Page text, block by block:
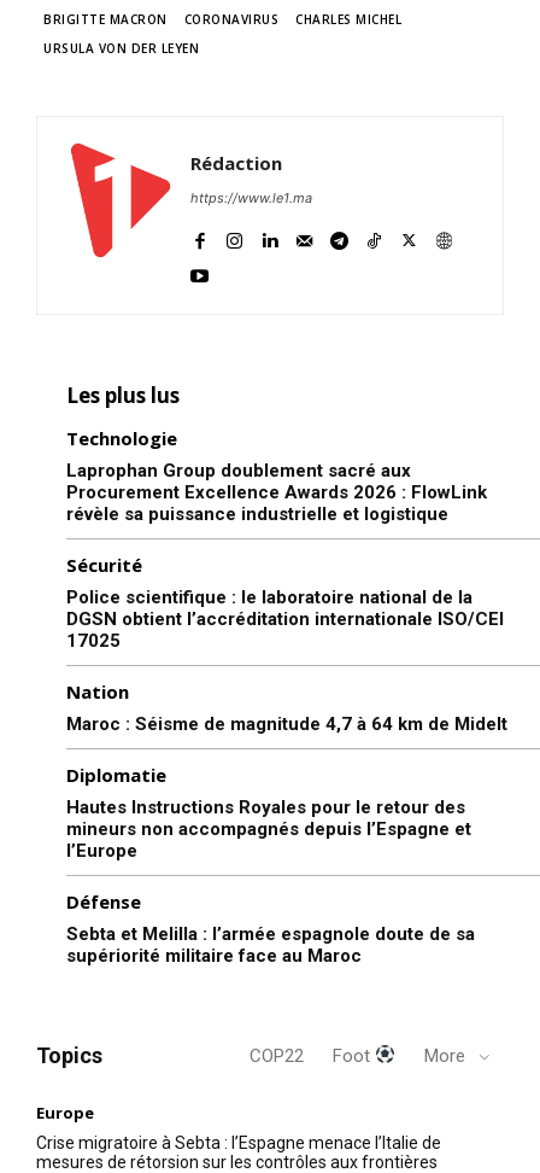
BRIGITTE MACRON CORONAVIRUS
CHARLES MICHEL
URSULA VON DER LEYEN
Rédaction
https://www.le1.ma
Les plus lus
Technologie
Laprophan Group doublement sacré aux
Procurement Excellence Awards 2026 : FlowLink
révèle sa puissance industrielle et logistique
Sécurité
Police scientifique : le laboratoire national de la
DGSN obtient l’accréditation internationale ISO/CEI
17025
Nation
Maroc : Séisme de magnitude 4,7 à 64 km de Midelt
Diplomatie
Hautes Instructions Royales pour le retour des
mineurs non accompagnés depuis l’Espagne et
l’Europe
Défense
Sebta et Melilla : l’armée espagnole doute de sa
supériorité militaire face au Maroc
Topics COP22 Foot More
Europe
Crise migratoire à Sebta : l’Espagne menace l’Italie de
mesures de rétorsion sur les contrôles aux frontières